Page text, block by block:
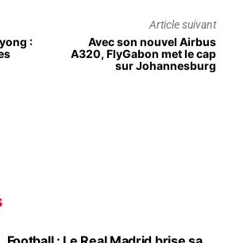
:
Article suivant
Avec son nouvel Airbus
A320, FlyGabon met le cap
sur Johannesburg